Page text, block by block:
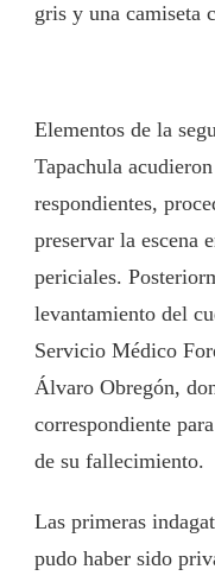
gris y una camiseta
Elementos de la
Tapachula
respondientes,
preservar la escena
periciales.
levantamiento del
Servicio Médico
Álvaro Obregón,
correspondiente
de su fallecimiento.
Las primeras
pudo haber sido